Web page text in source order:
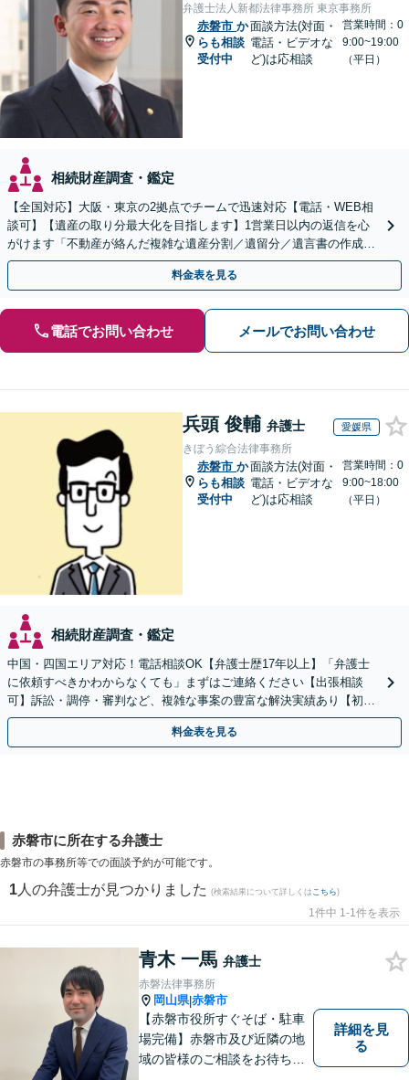
弁護士法人新都法律事務所 東京事務所
赤磐市 か
らも相談
受付中
面談方法(対面・
電話・ビデオな
ど)は応相談
営業時間：0
9:00~19:00
（平日）
相続財産調査・鑑定
【全国対応】大阪・東京の2拠点でチームで迅速対応【電話・WEB相
談可】【遺産の取り分最大化を目指します】1営業日以内の返信を心
がけます「不動産が絡んだ複雑な遺産分割／遺留分／遺言書の作成・
執行／事業承継など、お任せください」【休日相談あり】
料金表を見る
電話でお問い合わせ メールでお問い合わせ
兵頭 俊輔 弁護士 愛媛県
きぼう綜合法律事務所
赤磐市 か
らも相談
受付中
面談方法(対面・
電話・ビデオな
ど)は応相談
営業時間：0
9:00~18:00
（平日）
相続財産調査・鑑定
中国・四国エリア対応！電話相談OK【弁護士歴17年以上】「弁護士
に依頼すべきかわからなくても」まずはご連絡ください【出張相談
可】訴訟・調停・審判など、複雑な事案の豊富な解決実績あり【初回
相談無料】初回面談のみで解決できるケースもあります
料金表を見る
赤磐市に所在する弁護士
赤磐市の事務所等での面談予約が可能です。
1 人の弁護士が見つかりました (検索結果について詳しくは こちら)
1件中 1-1件を表示
青木 一馬 弁護士
赤磐法律事務所
岡山県|赤磐市
【赤磐市役所すぐそば・駐車
場完備】赤磐市及び近隣の地
域の皆様のご相談をお待ちし
詳細を見
る